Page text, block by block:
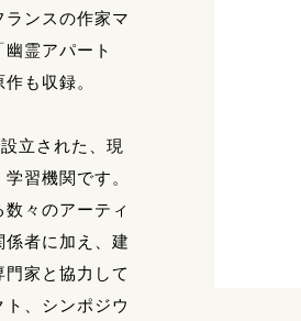
ンスの作家マ
霊アパート
も収録。
立された、現
習機関です。
々のアーティ
者に加え、建
家と協力して
、シンポジウ